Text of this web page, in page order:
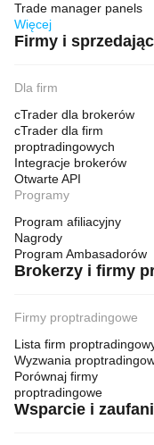
Trade manager panels
Więcej
Firmy i
Dla firm
cTrader dla brokerów
cTrader dla firm
proptradingowych
Integracje brokerów
Otwarte API
Programy
Program afiliacyjny
Nagrody
Program Ambasadorów
Brokerzy i firmy
Firmy proptradingowe
Lista firm
Wyzwania
Porównaj firmy
proptradingowe
Wsparcie i